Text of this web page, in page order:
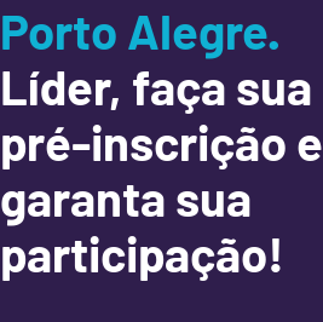
Porto Alegre.
Líder, faça sua
pré-inscrição e
garanta sua
participação!